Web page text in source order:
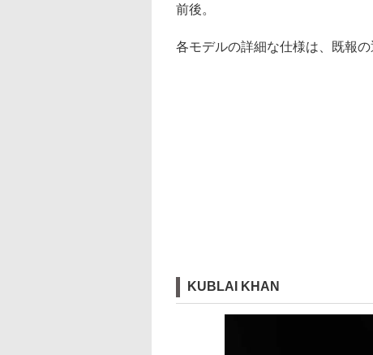
前後。
各モデルの詳細な仕様は、既報の
KUBLAI KHAN